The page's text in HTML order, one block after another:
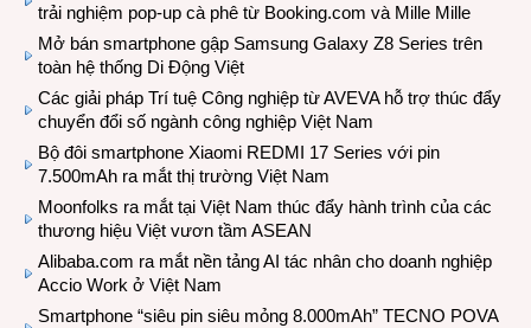
trải nghiệm pop-up cà phê từ Booking.com và Mille Mille
Mở bán smartphone gập Samsung Galaxy Z8 Series trên
toàn hệ thống Di Động Việt
Các giải pháp Trí tuệ Công nghiệp từ AVEVA hỗ trợ thúc đẩy
chuyển đổi số ngành công nghiệp Việt Nam
Bộ đôi smartphone Xiaomi REDMI 17 Series với pin
7.500mAh ra mắt thị trường Việt Nam
Moonfolks ra mắt tại Việt Nam thúc đẩy hành trình của các
thương hiệu Việt vươn tầm ASEAN
Alibaba.com ra mắt nền tảng AI tác nhân cho doanh nghiệp
Accio Work ở Việt Nam
Smartphone “siêu pin siêu mỏng 8.000mAh” TECNO POVA